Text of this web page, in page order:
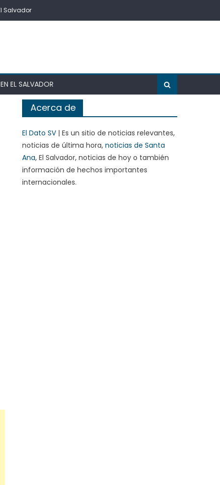
Salvador
EL SALVADOR
Acerca de
El Dato SV | Es un sitio de noticias relevantes,
noticias de última hora,noticias de Santa
Ana, El Salvador, noticias de hoy o también
información de hechos importantes
internacionales.